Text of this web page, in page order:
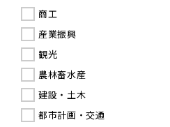
商工
産業振興
観光
農林畜水産
建設・土木
都市計画・交通